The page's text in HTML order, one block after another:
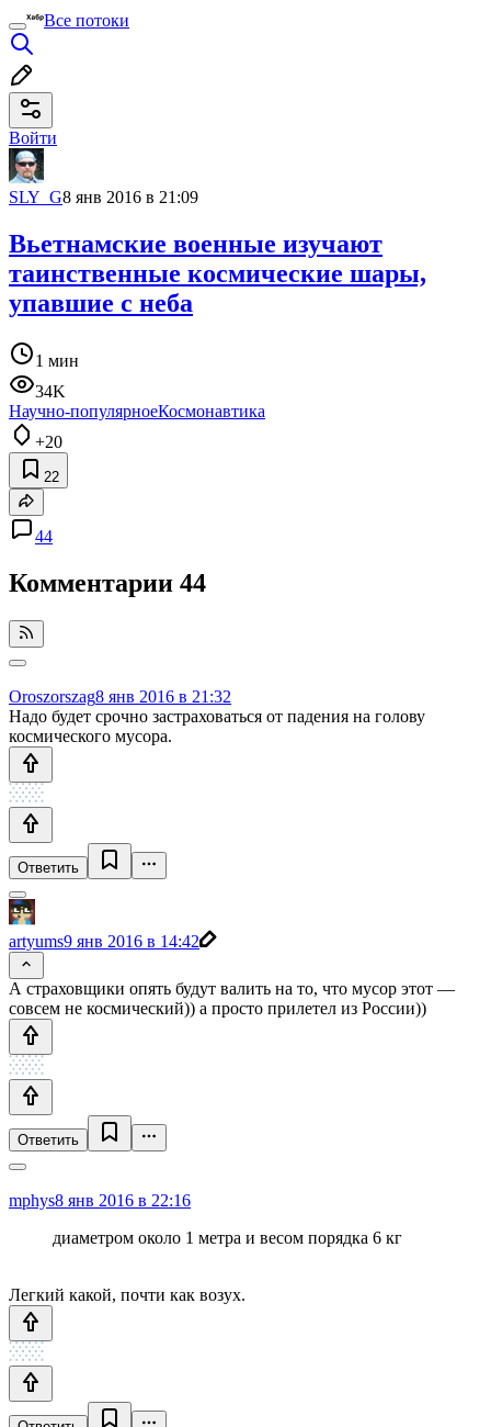
Все потоки
Войти
SLY_G8 янв 2016 в 21:09
Вьетнамские военные изучают
таинственные космические шары,
упавшие с неба
1 мин
34K
Научно-популярноеКосмонавтика
+20
22
44
Комментарии 44
Oroszorszag8 янв 2016 в 21:32
Надо будет срочно застраховаться от падения на голову
космического мусора.
Ответить
artyums9 янв 2016 в 14:42
А страховщики опять будут валить на то, что мусор этот —
совсем не космический)) а просто прилетел из России))
Ответить
mphys8 янв 2016 в 22:16
диаметром около 1 метра и весом порядка 6 кг
Легкий какой, почти как возух.